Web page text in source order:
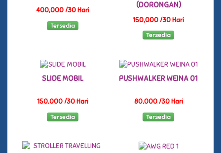
400,000 /30 Hari
Tersedia
(DORONGAN)
150,000 /30 Hari
Tersedia
SLIDE MOBIL
150,000 /30 Hari
Tersedia
PUSHWALKER WEINA 01
80,000 /30 Hari
Tersedia